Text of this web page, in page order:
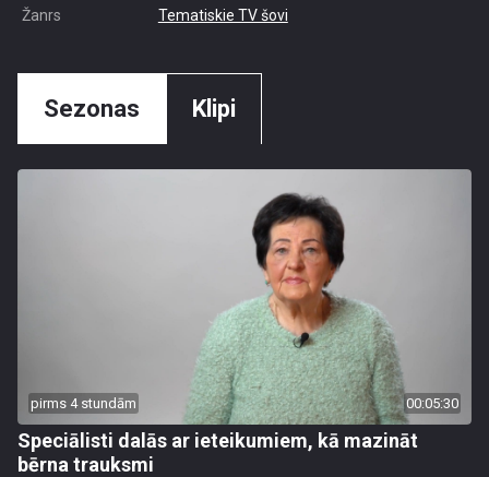
Žanrs Tematiskie TV šovi
Sezonas Klipi
pirms 4 stundām 00:05:30
Speciālisti dalās ar ieteikumiem, kā mazināt
bērna trauksmi